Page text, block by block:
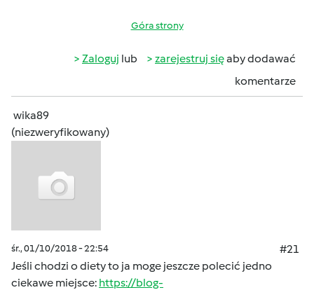
Góra strony
Zaloguj lub zarejestruj sięaby dodawać
komentarze
wika89
(niezweryfikowany)
śr., 01/10/2018 - 22:54
#21
Jeśli chodzi o diety to ja moge jeszcze polecić jedno
ciekawe miejsce: https://blog-